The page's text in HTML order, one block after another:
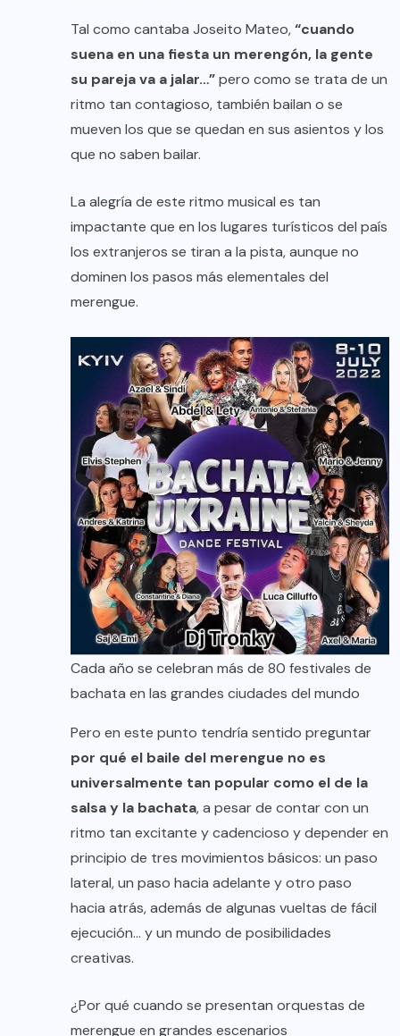
Tal como cantaba Joseito Mateo,“cuando
suena en una fiesta un merengón, la gente
su pareja va a jalar…”pero como se trata de un
ritmo tan contagioso, también bailan o se
mueven los que se quedan en sus asientos y los
que no saben bailar.
La alegría de este ritmo musical es tan
impactante que en los lugares turísticos del país
los extranjeros se tiran a la pista, aunque no
dominen los pasos más elementales del
merengue.
Cada año se celebran más de 80 festivales de
bachata en las grandes ciudades del mundo
Pero en este punto tendría sentido preguntar
por qué el baile del merengue no es
universalmente tan popular como el de la
salsa y la bachata, a pesar de contar con un
ritmo tan excitante y cadencioso y depender en
principio de tres movimientos básicos: un paso
lateral, un paso hacia adelante y otro paso
hacia atrás, además de algunas vueltas de fácil
ejecución… y un mundo de posibilidades
creativas.
¿Por qué cuando se presentan orquestas de
merengue en grandes escenarios